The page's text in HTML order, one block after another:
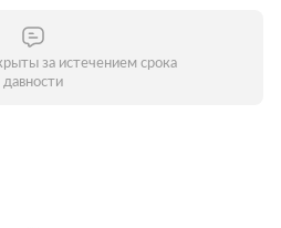
за истечением срока
давности